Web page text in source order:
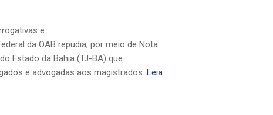
e
da OAB repudia, por meio de Nota
Estado da Bahia (TJ-BA) que
e advogadas aos magistrados. Leia